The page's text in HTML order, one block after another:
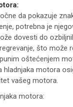
da pokazuje
potrebna je
dovesti do
što može
oštećenjem
hladnjaka motora
vašeg motora.
motora: